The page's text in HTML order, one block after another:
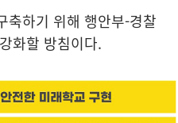
축하기 위해 행안부-경찰
화할 방침이다.